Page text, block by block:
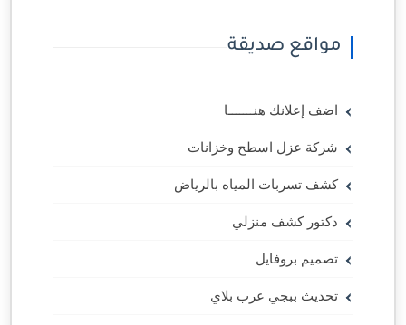
مواقع صديقة
اضف إعلانك هنـــــــا
شركة عزل اسطح وخزانات
كشف تسربات المياه بالرياض
دكتور كشف منزلي
تصميم بروفايل
تحديث ببجي عرب بلاي